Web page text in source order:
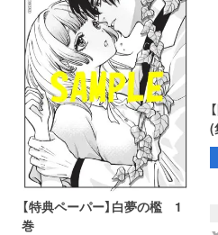
【特典ペーパー】白夢の檻 1
巻
(